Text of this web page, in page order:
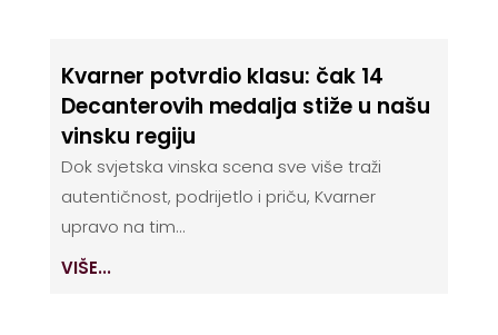
Kvarner potvrdio klasu: čak 14
Decanterovih medalja stiže u našu
vinsku regiju
Dok svjetska vinska scena sve više traži
autentičnost, podrijetlo i priču, Kvarner
upravo na tim...
VIŠE...